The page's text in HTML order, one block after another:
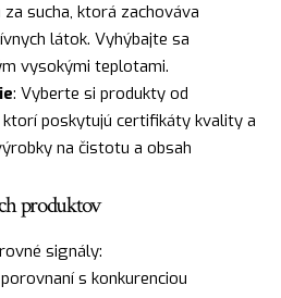
sucha, ktorá zachováva
látok. Vyhýbajte sa
vysokými teplotami.
: Vyberte si produkty od
poskytujú certifikáty kvality a
na čistotu a obsah
produktov
signály:
s konkurenciou